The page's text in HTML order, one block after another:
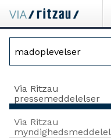
Via Ritzau
pressemeddelelser
Via Ritzau